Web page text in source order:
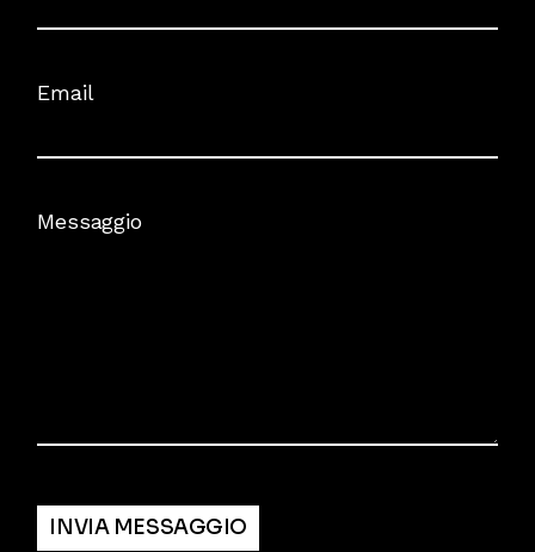
Email
Messaggio
INVIA MESSAGGIO